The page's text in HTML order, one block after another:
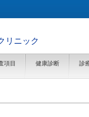
クリニック
項目 健康診断 診